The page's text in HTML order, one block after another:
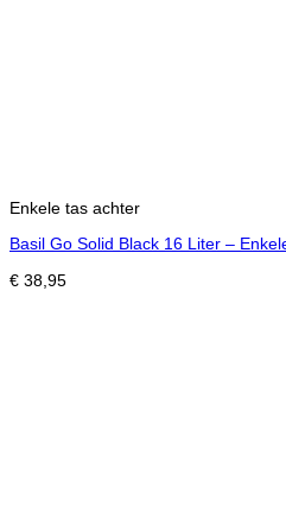
Enkele tas achter
Basil Go Solid Black 16 Liter –
€ 38,95